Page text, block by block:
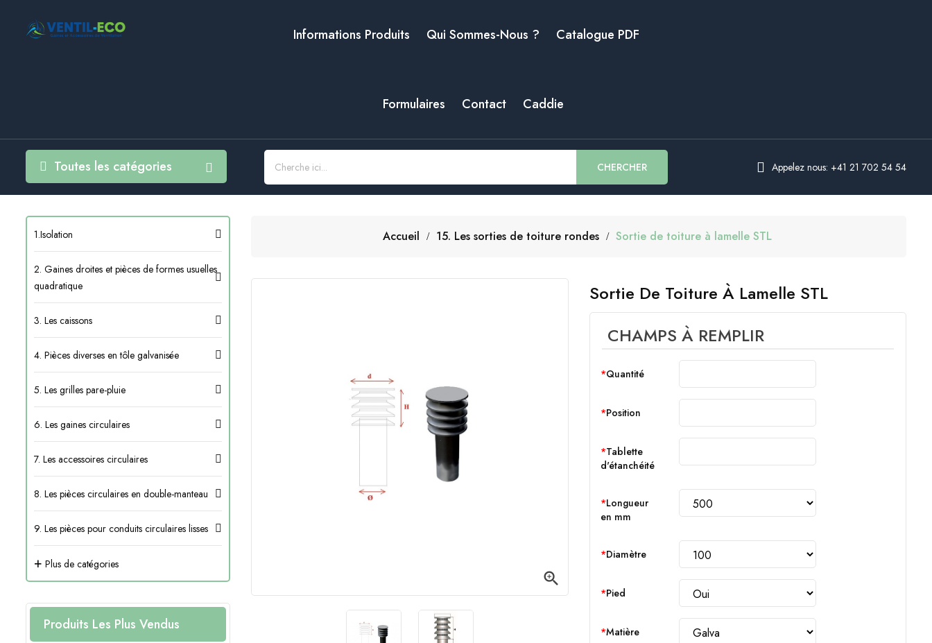
Informations Produits Qui Sommes-Nous ? Catalogue PDF
Formulaires Contact Caddie
Toutes les catégories CHERCHER Appelez nous: +41 21 702 54 54
1.Isolation
2. Gaines droites et pièces de formes usuelles
quadratique
3. Les caissons
4. Pièces diverses en tôle galvanisée
5. Les grilles pare-pluie
6. Les gaines circulaires
7. Les accessoires circulaires
8. Les pièces circulaires en double-manteau
9. Les pièces pour conduits circulaires lisses
+ Plus de catégories
Produits Les Plus Vendus
Accueil 15. Les sorties de toiture rondes Sortie de toiture à lamelle STL

Sortie De Toiture À Lamelle STL
CHAMPS À REMPLIR
Quantité
Position
Tablette
d'étanchéité
Longueur
en mm
Diamètre
Pied
Matière